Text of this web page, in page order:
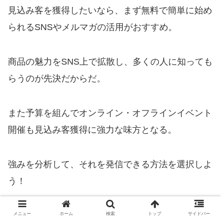
見込み客を獲得したいなら、まず無料で簡単に始め
られるSNSやメルマガの活用がおすすめ。
商品の魅力をSNS上で拡散し、多くの人に知っても
らうのが先決だからだ。
また予算を組んでオンライン・オフラインイベント
開催も見込み客獲得に強力な味方となる。
強みを分析して、それを発信できる方法を選択しよ
う！
【超簡単】リストマーケティングを活用
メニュー ホーム 検索 トップ サイドバー